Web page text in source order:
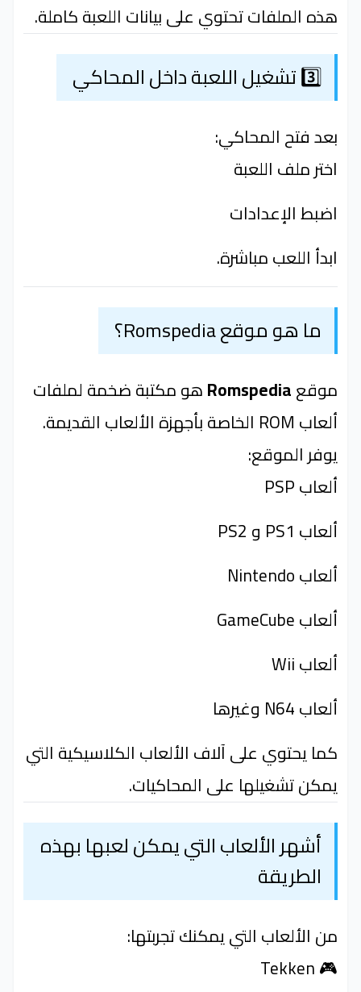
هذه الملفات تحتوي على بيانات اللعبة كاملة.
3️⃣ تشغيل اللعبة داخل المحاكي
بعد فتح المحاكي:
اختر ملف اللعبة
اضبط الإعدادات
ابدأ اللعب مباشرة.
ما هو موقع Romspedia؟
موقعRomspediaهو مكتبة ضخمة لملفات
ألعاب ROM الخاصة بأجهزة الألعاب القديمة.
يوفر الموقع:
ألعاب PSP
ألعاب PS1 و PS2
ألعاب Nintendo
ألعاب GameCube
ألعاب Wii
ألعاب N64 وغيرها
كما يحتوي على آلاف الألعاب الكلاسيكية التي
يمكن تشغيلها على المحاكيات.
أشهر الألعاب التي يمكن لعبها بهذه
الطريقة
من الألعاب التي يمكنك تجربتها:
🎮 Tekken